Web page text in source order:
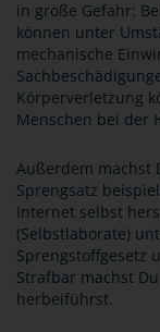
in große Gefahr:
können unter
mechanische
Körperverletzung
Menschen bei der
Außerdem machst
Sprengsatz
Internet selbst
(Selbstlaborate)
Sprengstoffgesetz
Strafbar machst
herbeiführst.